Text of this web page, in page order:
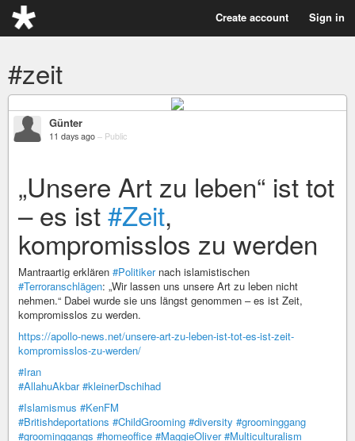
Create account Sign in
#zeit
Günter
11 days ago – Public
„Unsere Art zu leben“ ist tot
– es ist#Zeit,
kompromisslos zu werden
Mantraartig erklären #Politikernach islamistischen
#Terroranschlägen: „Wir lassen uns unsere Art zu leben nicht
nehmen.“ Dabei wurde sie uns längst genommen – es ist Zeit,
kompromisslos zu werden.
https://apollo-news.net/unsere-art-zu-leben-ist-tot-es-ist-zeit-
kompromisslos-zu-werden/
#Iran
#AllahuAkbar #kleinerDschihad
#Islamismus #KenFM
#Britishdeportations #ChildGrooming #diversity #groominggang
#groominggangs #homeoffice #MaggieOliver #Multiculturalism